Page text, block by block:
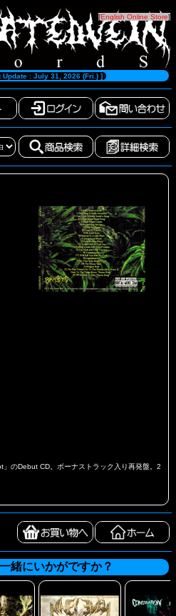
[English Online Store]
: July 31, 2026 (Fri.) ]
のDebut CD。ボーナストラック入り再発盤。2
緒にいかがですか？